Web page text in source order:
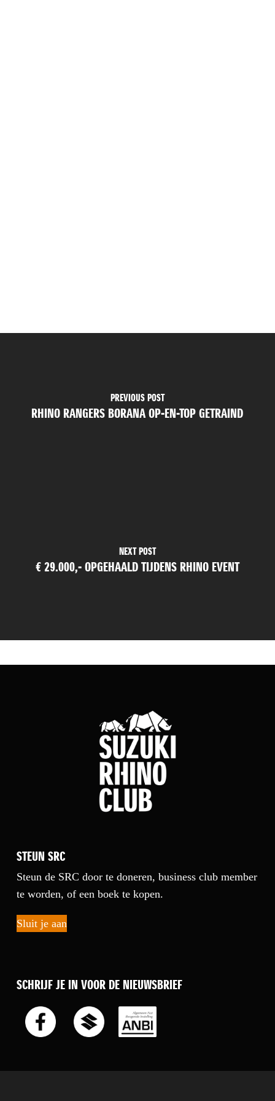
PREVIOUS POST
RHINO RANGERS BORANA OP-EN-TOP GETRAIND
NEXT POST
€ 29.000,- OPGEHAALD TIJDENS RHINO EVENT
STEUN SRC
Steun de SRC door te doneren, business club member
te worden, of een boek te kopen.
Sluit je aan
SCHRIJF JE IN VOOR DE NIEUWSBRIEF